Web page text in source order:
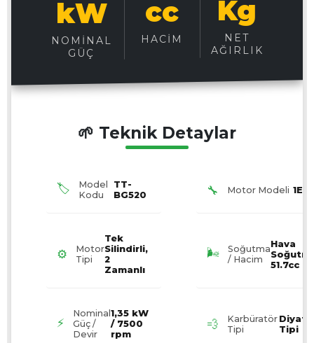
kW
NOMINAL
GÜÇ
cc
HACIM
Kg
NET
AĞIRLIK
🌱 Teknik Detaylar
🏷️
Model
Kodu
TT-
BG520
🔧 Motor Modeli
⚙️
Motor
Tipi
Tek
Silindirli,
2
Zamanlı
🌬️
Soğutma
/ Hacim
Hava
51.7cc
⚡
Nominal
Güç /
Devir
1,35 kW
/ 7500
rpm
💨
Karbüratör
Tipi
Tipi